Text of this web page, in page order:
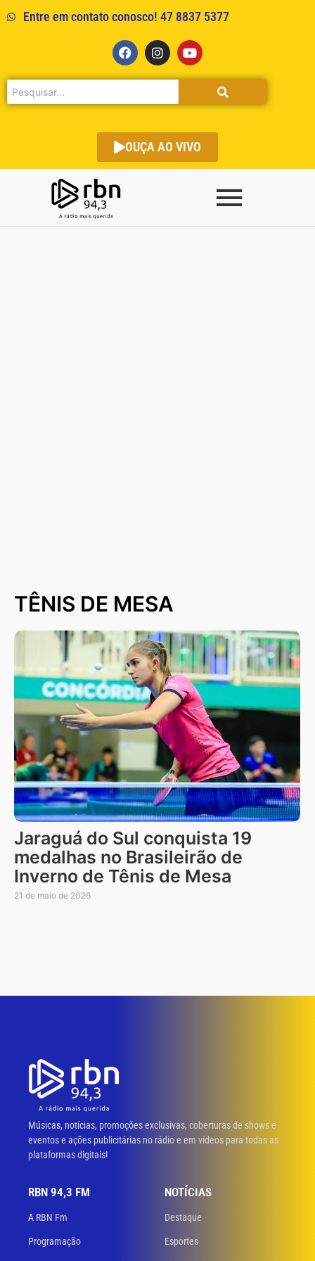
Entre em contato conosco! 47 8837 5377
OUÇA AO VIVO
TÊNIS DE MESA
Jaraguá do Sul conquista 19
medalhas no Brasileirão de
Inverno de Tênis de Mesa
21 de maio de 2026
Músicas, notícias, promoções exclusivas, coberturas de shows e
eventos e ações publicitárias no rádio e em vídeos para todas as
plataformas digitais!
RBN 94,3 FM
A RBN Fm
Programação
NOTÍCIAS
Destaque
Esportes